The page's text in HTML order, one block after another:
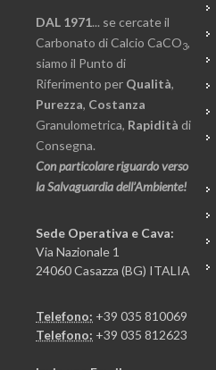
DAL 1971... se cercate il
Carbonato di Calcio CaCO3,
siamo il Punto di
Riferimento per Qualità,
Purezza, Costanza
Granulometrica, Rapidità di
Consegna.
Con particolare riguardo verso
la Salvaguardia dell’Ambiente!
Sede Operativa e Cava:
Via Nazionale 1
24060 Casazza (BG) ITALIA
Telefono: +39 035 810069
Telefono: +39 035 812623